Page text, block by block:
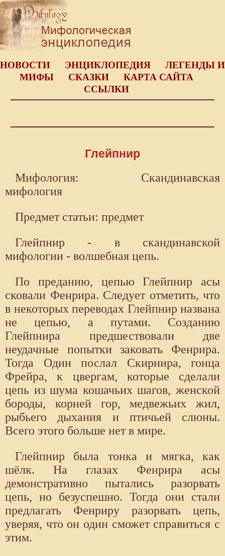
НОВОСТИ ЭНЦИКЛОПЕДИЯ
ЛЕГЕНДЫ И
МИФЫ
СКАЗКИ
КАРТА САЙТА
ССЫЛКИ
Глейпнир
Мифология: Скандинавская
мифология
Предмет статьи: предмет
Глейпнир - в скандинавской
мифологии - волшебная цепь.
По преданию, цепью Глейпнир асы
сковали Фенрира. Следует отметить, что
в некоторых переводах Глейпнир названа
не цепью, а путами. Созданию
Глейпнира предшествовали две
неудачные попытки заковать Фенрира.
Тогда Один послал Скирнира, гонца
Фрейра, к цвергам, которые сделали
цепь из шума кошачьих шагов, женской
бороды, корней гор, медвежьих жил,
рыбьего дыхания и птичьей слюны.
Всего этого больше нет в мире.
Глейпнир была тонка и мягка, как
шёлк. На глазах Фенрира асы
демонстративно пытались разорвать
цепь, но безуспешно. Тогда они стали
предлагать Фенриру разорвать цепь,
уверяя, что он один сможет справиться с
этим.